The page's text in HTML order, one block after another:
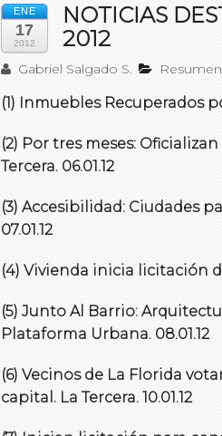
ENE
17
2012
NOTICIAS
2012
Gabriel Salgado S.
(1) Inmuebles Recuperados
(2) Por tres meses:
Tercera. 06.01.12
(3) Accesibilidad: Ciudades
07.01.12
(4) Vivienda inicia licitación
(5) Junto Al Barrio:
Plataforma Urbana. 08.01.12
(6) Vecinos de La Florida
capital. La Tercera. 10.01.12